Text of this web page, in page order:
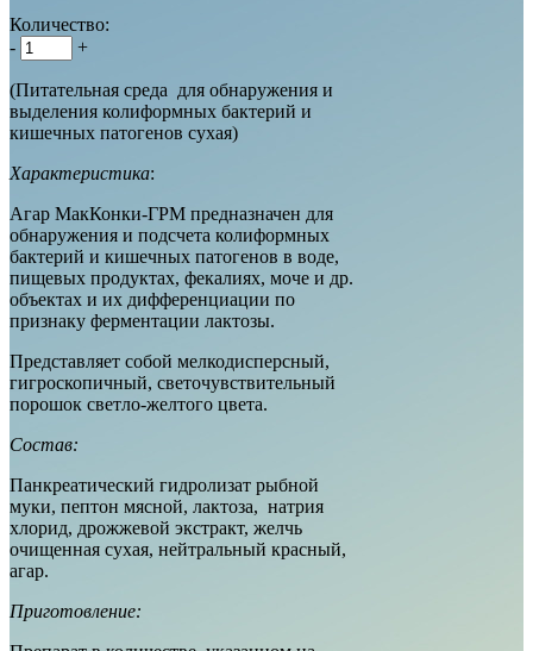
Количество:
-
+
(Питательная среда для обнаружения и
выделения колиформных бактерий и
кишечных патогенов сухая)
Характеристика:
Агар МакКонки-ГРМ предназначен для
обнаружения и подсчета колиформных
бактерий и кишечных патогенов в воде,
пищевых продуктах, фекалиях, моче и др.
объектах и их дифференциации по
признаку ферментации лактозы.
Представляет собой мелкодисперсный,
гигроскопичный, светочувствительный
порошок светло-желтого цвета.
Состав:
Панкреатический гидролизат рыбной
муки, пептон мясной, лактоза, натрия
хлорид, дрожжевой экстракт, желчь
очищенная сухая, нейтральный красный,
агар.
Приготовление: